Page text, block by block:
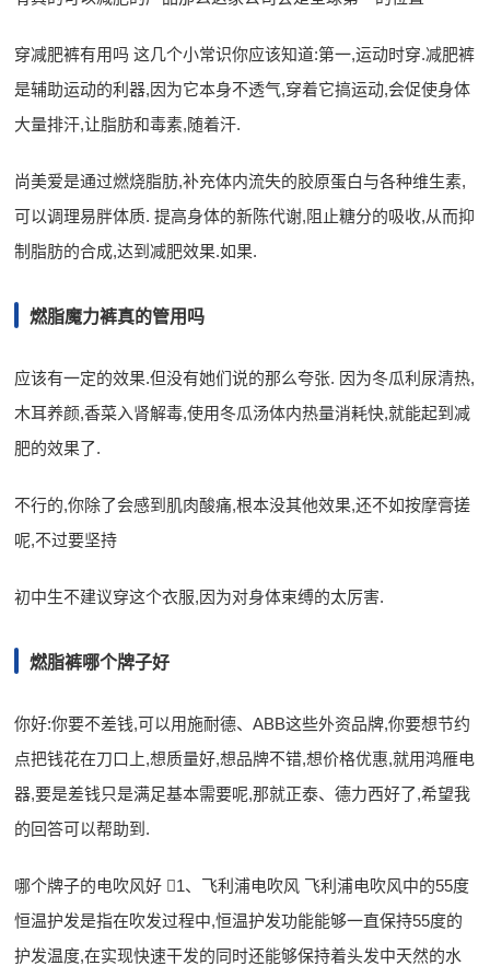
穿减肥裤有用吗 这几个小常识你应该知道:第一,运动时穿.减肥裤
是辅助运动的利器,因为它本身不透气,穿着它搞运动,会促使身体
大量排汗,让脂肪和毒素,随着汗.
尚美爱是通过燃烧脂肪,补充体内流失的胶原蛋白与各种维生素,
可以调理易胖体质. 提高身体的新陈代谢,阻止糖分的吸收,从而抑
制脂肪的合成,达到减肥效果.如果.
燃脂魔力裤真的管用吗
应该有一定的效果.但没有她们说的那么夸张. 因为冬瓜利尿清热,
木耳养颜,香菜入肾解毒,使用冬瓜汤体内热量消耗快,就能起到减
肥的效果了.
不行的,你除了会感到肌肉酸痛,根本没其他效果,还不如按摩膏搓
呢,不过要坚持
初中生不建议穿这个衣服,因为对身体束缚的太厉害.
燃脂裤哪个牌子好
你好:你要不差钱,可以用施耐德、ABB这些外资品牌,你要想节约
点把钱花在刀口上,想质量好,想品牌不错,想价格优惠,就用鸿雁电
器,要是差钱只是满足基本需要呢,那就正泰、德力西好了,希望我
的回答可以帮助到.
哪个牌子的电吹风好 1、飞利浦电吹风 飞利浦电吹风中的55度
恒温护发是指在吹发过程中,恒温护发功能能够一直保持55度的
护发温度,在实现快速干发的同时还能够保持着头发中天然的水